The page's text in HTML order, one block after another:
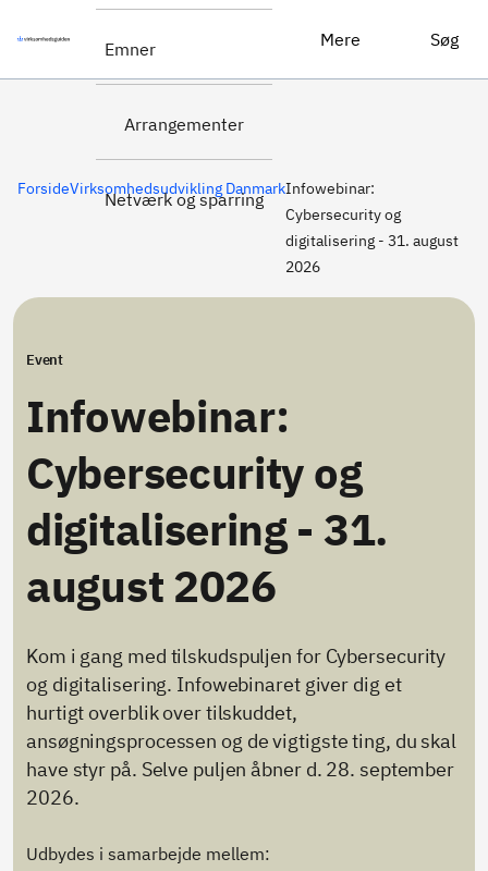
Emner
Arrangementer
Netværk og sparring
Mere Søg
ForsideVirksomhedsudvikling DanmarkInfowebinar:
Cybersecurity og
digitalisering - 31. august
2026
Event
Infowebinar:
Cybersecurity og
digitalisering - 31.
august 2026
Kom i gang med tilskudspuljen for Cybersecurity
og digitalisering. Infowebinaret giver dig et
hurtigt overblik over tilskuddet,
ansøgningsprocessen og de vigtigste ting, du skal
have styr på. Selve puljen åbner d. 28. september
2026.
Udbydes i samarbejde mellem: